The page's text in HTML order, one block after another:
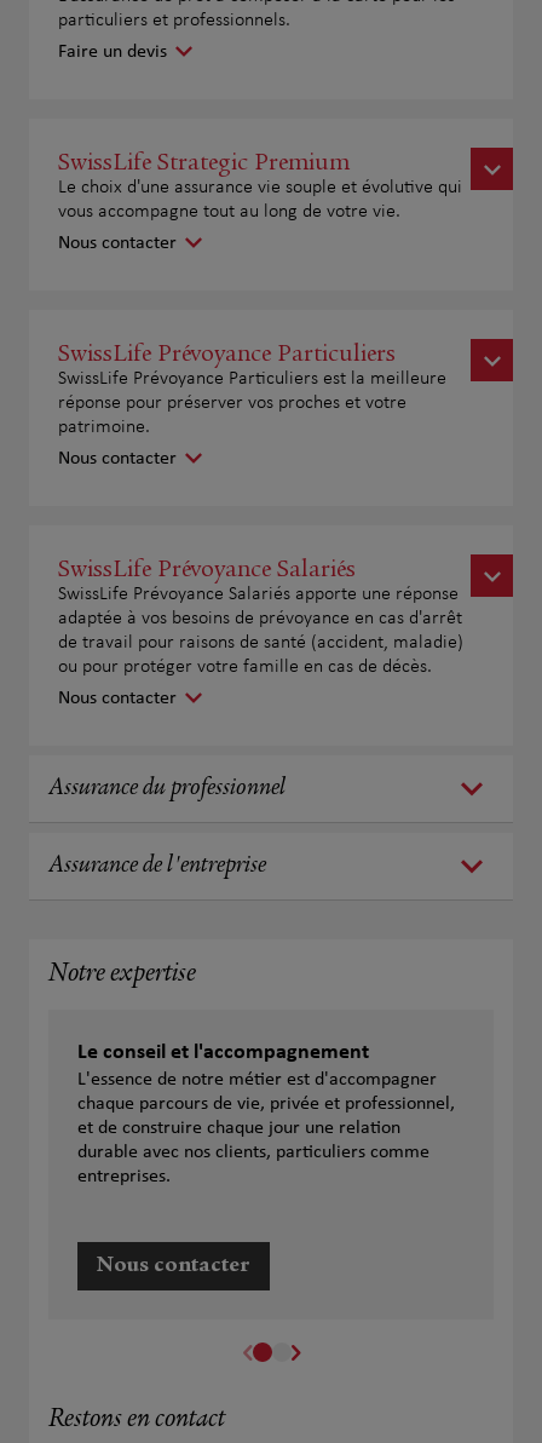
particuliers et professionnels.
Faire un devis
SwissLife Strategic Premium
Le choix d'une assurance vie souple et évolutive qui
vous accompagne tout au long de votre vie.
Nous contacter
SwissLife Prévoyance Particuliers
SwissLife Prévoyance Particuliers est la meilleure
réponse pour préserver vos proches et votre
patrimoine.
Nous contacter
SwissLife Prévoyance Salariés
SwissLife Prévoyance Salariés apporte une réponse
adaptée à vos besoins de prévoyance en cas d'arrêt
de travail pour raisons de santé (accident, maladie)
ou pour protéger votre famille en cas de décès.
Nous contacter
Assurance du professionnel
Assurance de l'entreprise
Notre expertise
Le conseil et l'accompagnement
L'essence de notre métier est d'accompagner
chaque parcours de vie, privée et professionnel,
et de construire chaque jour une relation
durable avec nos clients, particuliers comme
entreprises.
Nous contacter
Restons en contact